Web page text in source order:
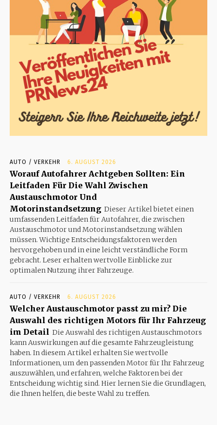
AUTO / VERKEHR 6. AUGUST 2026
Worauf Autofahrer Achtgeben Sollten: Ein
Leitfaden Für Die Wahl Zwischen
Austauschmotor Und
Motorinstandsetzung Dieser Artikel bietet einen
umfassenden Leitfaden für Autofahrer, die zwischen
Austauschmotor und Motorinstandsetzung wählen
müssen. Wichtige Entscheidungsfaktoren werden
hervorgehoben und in eine leicht verständliche Form
gebracht. Leser erhalten wertvolle Einblicke zur
optimalen Nutzung ihrer Fahrzeuge.
AUTO / VERKEHR 6. AUGUST 2026
Welcher Austauschmotor passt zu mir? Die
Auswahl des richtigen Motors für Ihr Fahrzeug
im Detail Die Auswahl des richtigen Austauschmotors
kann Auswirkungen auf die gesamte Fahrzeugleistung
haben. In diesem Artikel erhalten Sie wertvolle
Informationen, um den passenden Motor für Ihr Fahrzeug
auszuwählen, und erfahren, welche Faktoren bei der
Entscheidung wichtig sind. Hier lernen Sie die Grundlagen,
die Ihnen helfen, die beste Wahl zu treffen.